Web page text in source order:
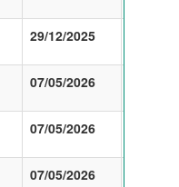
29/12/2025
07/05/2026
07/05/2026
07/05/2026